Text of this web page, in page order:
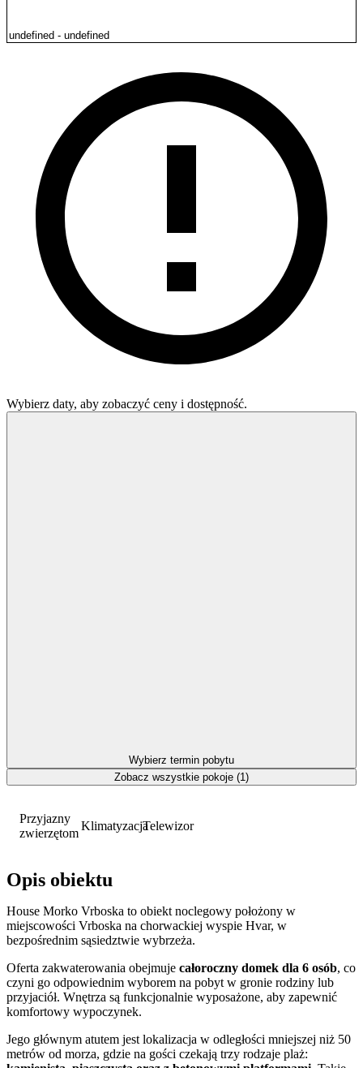
Przyjazny
zwierzętom
KlimatyzacjaTelewizor
Opis obiektu
House Morko Vrboska to obiekt noclegowy położony w
miejscowości Vrboska na chorwackiej wyspie Hvar, w
bezpośrednim sąsiedztwie wybrzeża.
Oferta zakwaterowania obejmuje całoroczny domek dla 6 osób, co
czyni go odpowiednim wyborem na pobyt w gronie rodziny lub
przyjaciół. Wnętrza są funkcjonalnie wyposażone, aby zapewnić
komfortowy wypoczynek.
Jego głównym atutem jest lokalizacja w odległości mniejszej niż 50
metrów od morza, gdzie na gości czekają trzy rodzaje plaż:
Wybierz daty, aby zobaczyć ceny i dostępność.
Wybierz termin pobytu
Zobacz wszystkie pokoje (1)